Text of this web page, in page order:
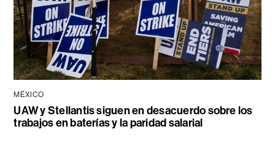
MÉXICO
UAW y Stellantis siguen en desacuerdo sobre los
trabajos en baterías y la paridad salarial